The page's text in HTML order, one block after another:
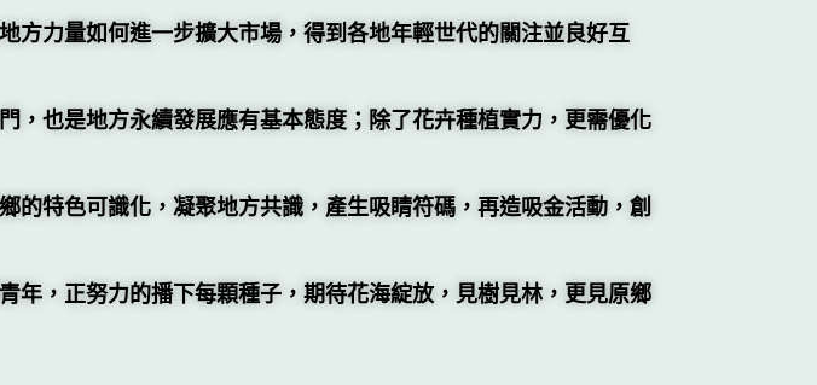
方力量如何進一步擴大市場，得到各地年輕世代的關注並良好互
，也是地方永續發展應有基本態度；除了花卉種植實力，更需優化
特色可識化，凝聚地方共識，產生吸睛符碼，再造吸金活動，創
年，正努力的播下每顆種子，期待花海綻放，見樹見林，更見原鄉